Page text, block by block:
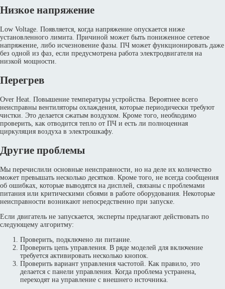
Низкое напряжение
Low Voltage. Появляется, когда напряжение опускается ниже
установленного лимита. Причиной может быть пониженное сетевое
напряжение, либо исчезновение фазы. ПЧ может функционировать даже
без одной из фаз, если предусмотрена работа электродвигателя на
низкой мощности.
Перегрев
Over Heat. Повышение температуры устройства. Вероятнее всего
неисправны вентиляторы охлаждения, которые периодически требуют
чистки. Это делается сжатым воздухом. Кроме того, необходимо
проверить, как отводится тепло от ПЧ и есть ли полноценная
циркуляция воздуха в электрошкафу.
Другие проблемы
Мы перечислили основные неисправности, но на деле их количество
может превышать несколько десятков. Кроме того, не всегда сообщения
об ошибках, которые выводятся на дисплей, связаны с проблемами
питания или критическими сбоями в работе оборудования. Некоторые
неисправности возникают непосредственно при запуске.
Если двигатель не запускается, эксперты предлагают действовать по
следующему алгоритму:
Проверить, подключено ли питание.
Проверить цепь управления. В ряде моделей для включение
требуется активировать несколько кнопок.
Проверить вариант управления частотой. Как правило, это
делается с панели управления. Когда проблема устранена,
переходят на управление с внешнего источника.